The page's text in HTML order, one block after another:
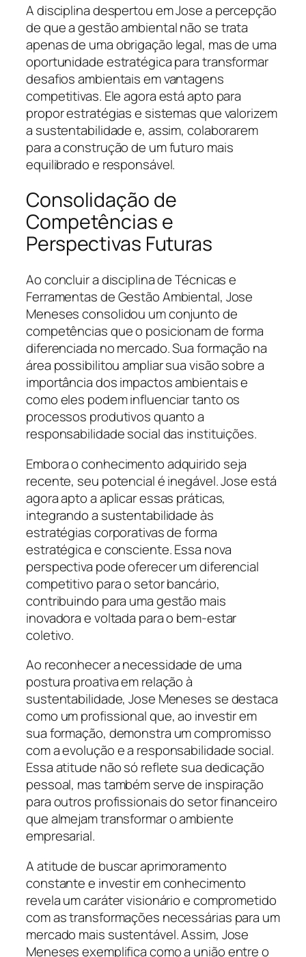
A disciplina despertou em Jose a percepção
de que a gestão ambiental não se trata
apenas de uma obrigação legal, mas de uma
oportunidade estratégica para transformar
desafios ambientais em vantagens
competitivas. Ele agora está apto para
propor estratégias e sistemas que valorizem
a sustentabilidade e, assim, colaborarem
para a construção de um futuro mais
equilibrado e responsável.
Consolidação de
Competências e
Perspectivas Futuras
Ao concluir a disciplina de Técnicas e
Ferramentas de Gestão Ambiental, Jose
Meneses consolidou um conjunto de
competências que o posicionam de forma
diferenciada no mercado. Sua formação na
área possibilitou ampliar sua visão sobre a
importância dos impactos ambientais e
como eles podem influenciar tanto os
processos produtivos quanto a
responsabilidade social das instituições.
Embora o conhecimento adquirido seja
recente, seu potencial é inegável. Jose está
agora apto a aplicar essas práticas,
integrando a sustentabilidade às
estratégias corporativas de forma
estratégica e consciente. Essa nova
perspectiva pode oferecer um diferencial
competitivo para o setor bancário,
contribuindo para uma gestão mais
inovadora e voltada para o bem-estar
coletivo.
Ao reconhecer a necessidade de uma
postura proativa em relação à
sustentabilidade, Jose Meneses se destaca
como um profissional que, ao investir em
sua formação, demonstra um compromisso
com a evolução e a responsabilidade social.
Essa atitude não só reflete sua dedicação
pessoal, mas também serve de inspiração
para outros profissionais do setor financeiro
que almejam transformar o ambiente
empresarial.
A atitude de buscar aprimoramento
constante e investir em conhecimento
revela um caráter visionário e comprometido
com as transformações necessárias para um
mercado mais sustentável. Assim, Jose
Meneses exemplifica como a união entre o